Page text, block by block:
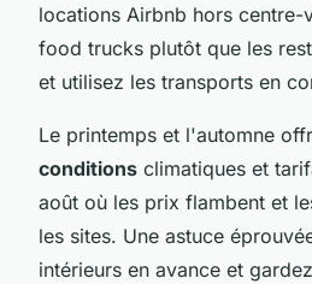
locations Airbnb hors centre-
food trucks plutôt que les
et utilisez les transports en
Le printemps et l'automne
conditions climatiques et
août où les prix flambent et
les sites. Une astuce
intérieurs en avance et